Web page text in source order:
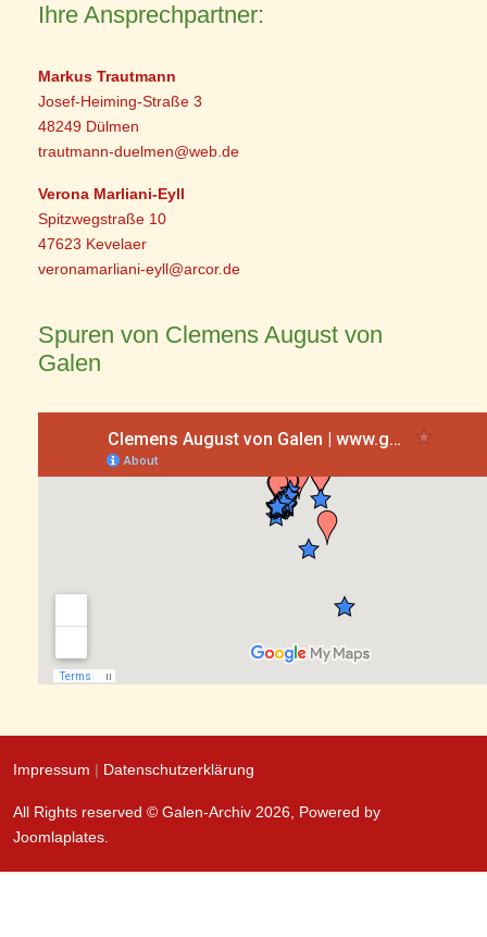
Ihre Ansprechpartner:
Markus Trautmann
Josef-Heiming-Straße 3
48249 Dülmen
trautmann-duelmen@web.de
Verona Marliani-Eyll
Spitzwegstraße 10
47623 Kevelaer
veronamarliani-eyll@arcor.de
Spuren von Clemens August von
Galen
Impressum | Datenschutzerklärung
All Rights reserved © Galen-Archiv 2026, Powered by
Joomlaplates